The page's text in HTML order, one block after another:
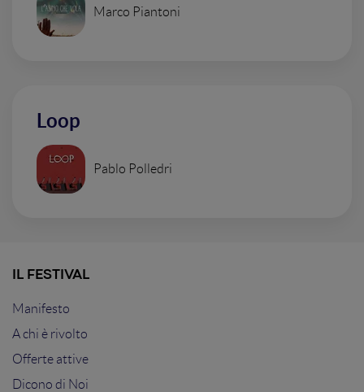
Marco Piantoni
Loop
Pablo Polledri
IL FESTIVAL
Manifesto
A chi è rivolto
Offerte attive
Dicono di Noi